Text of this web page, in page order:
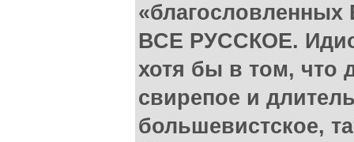
«благословленных
ВСЕ РУССКОЕ.
хотя бы в том, что
свирепое и
большевистское,